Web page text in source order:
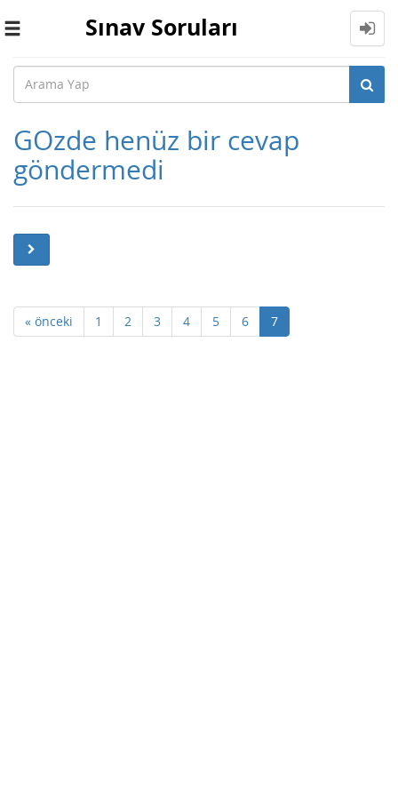
Toggle
Sınav Soruları
GOzde henüz bir cevap
göndermedi
« önceki 1 2 3 4 5 6 7